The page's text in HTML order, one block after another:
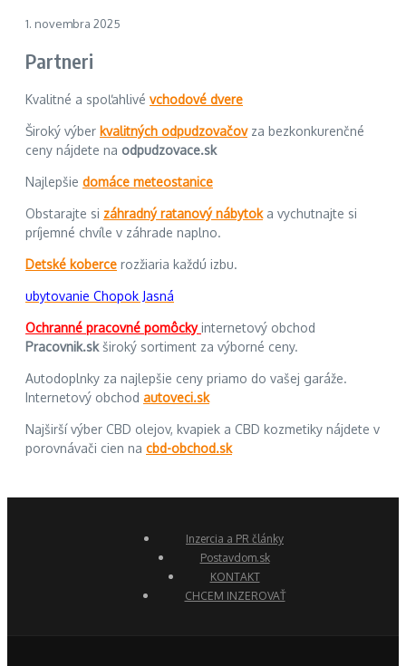
1. novembra 2025
Partneri
Kvalitné a spoľahlivé vchodové dvere
Široký výber kvalitných odpudzovačovza bezkonkurenčné
ceny nájdete na odpudzovace.sk
Najlepšie domáce meteostanice
Obstarajte si záhradný ratanový nábytoka vychutnajte si
príjemné chvíle v záhrade naplno.
Detské koberce rozžiaria každú izbu.
ubytovanie Chopok Jasná
Ochranné pracovné pomôckyinternetový obchod
Pracovnik.skširoký sortiment za výborné ceny.
Autodoplnky za najlepšie ceny priamo do vašej garáže.
Internetový obchod autoveci.sk
Najširší výber CBD olejov, kvapiek a CBD kozmetiky nájdete v
porovnávači cien na cbd-obchod.sk
Inzercia a PR články
Postavdom.sk
KONTAKT
CHCEM INZEROVAŤ